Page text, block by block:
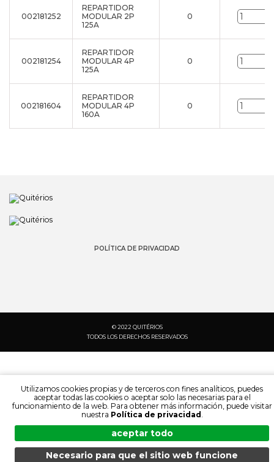
002181252
REPARTIDOR
MODULAR 2P
125A
0
002181254
REPARTIDOR
MODULAR 4P
125A
0
002181604
REPARTIDOR
MODULAR 4P
160A
0
POLÍTICA DE PRIVACIDAD
© 2022 QUITÉRIOS
TODOS LOS DERECHOS RESERVADOS
BÚSQUEDA:
Utilizamos cookies propias y de terceros con fines analíticos, puedes
aceptar todas las cookies o aceptar solo las necesarias para el
funcionamiento de la web. Para obtener más información, puede visitar
nuestra Política de privacidad .
aceptar todo
Necesario para que el sitio web funcione